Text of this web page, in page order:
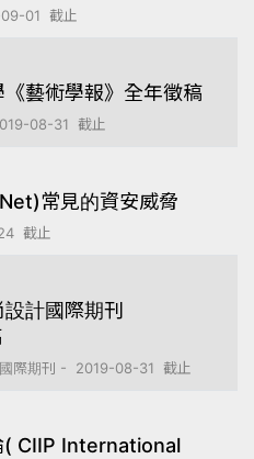
01 截止
藝術學報》全年徵稿
08-31 截止
常見的資安威脅
截止
計國際期刊
國際期刊 - 2019-08-31 截止
( CIIP International